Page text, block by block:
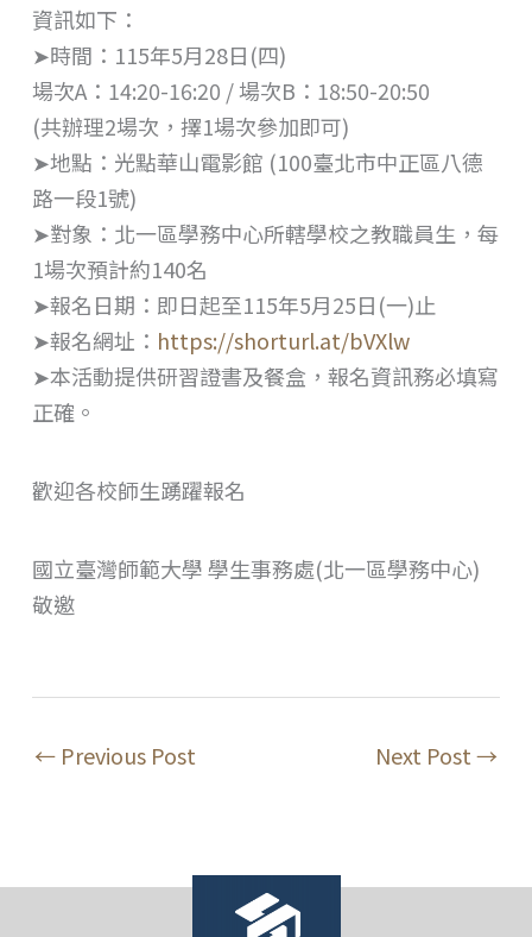
資訊如下：
➤時間：115年5月28日(四)
場次A：14:20-16:20 / 場次B：18:50-20:50
(共辦理2場次，擇1場次參加即可)
➤地點：光點華山電影館 (100臺北市中正區八德
路一段1號)
➤對象：北一區學務中心所轄學校之教職員生，每
1場次預計約140名
➤報名日期：即日起至115年5月25日(一)止
➤報名網址： https://shorturl.at/bVXlw
➤本活動提供研習證書及餐盒，報名資訊務必填寫
正確。
歡迎各校師生踴躍報名
國立臺灣師範大學 學生事務處(北一區學務中心)
敬邀
← Previous Post Next Post→